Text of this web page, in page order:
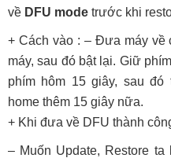
về DFU mode trước khi
+ Cách vào : – Đưa máy về
máy, sau đó bật lại. Giữ
phím hôm 15 giây, sau
home thêm 15 giây nữa.
+ Khi đưa về DFU thành
– Muốn Update, Restore ta